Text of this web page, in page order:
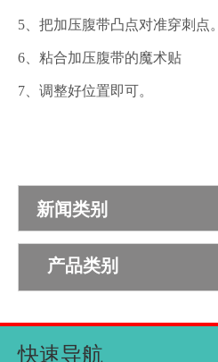
5、把加压腹带凸点对准穿刺点。
6、粘合加压腹带的魔术贴
7、调整好位置即可。
新闻类别
产品类别
快速导航